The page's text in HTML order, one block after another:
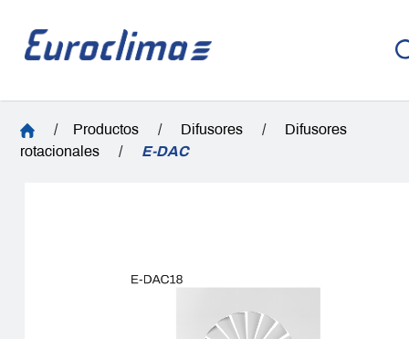
/ Productos / Difusores /
Difusores
rotacionales
/ E-DAC